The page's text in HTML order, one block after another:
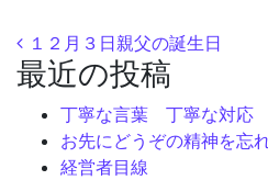
投稿ナビゲー
１２月３日親父の誕生日
最近の投稿
丁寧な言葉 丁寧な対応
お先にどうぞの精神を忘
経営者目線